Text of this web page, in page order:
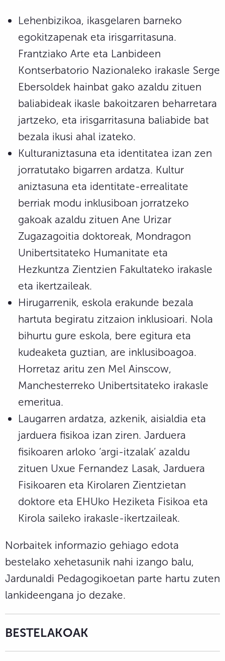
Lehenbizikoa, ikasgelaren barneko
egokitzapenak eta irisgarritasuna.
Frantziako Arte eta Lanbideen
Kontserbatorio Nazionaleko irakasle Serge
Ebersoldek hainbat gako azaldu zituen
baliabideak ikasle bakoitzaren beharretara
jartzeko, eta irisgarritasuna baliabide bat
bezala ikusi ahal izateko.
Kulturaniztasuna eta identitatea izan zen
jorratutako bigarren ardatza. Kultur
aniztasuna eta identitate-errealitate
berriak modu inklusiboan jorratzeko
gakoak azaldu zituen Ane Urizar
Zugazagoitia doktoreak, Mondragon
Unibertsitateko Humanitate eta
Hezkuntza Zientzien Fakultateko irakasle
eta ikertzaileak.
Hirugarrenik, eskola erakunde bezala
hartuta begiratu zitzaion inklusioari. Nola
bihurtu gure eskola, bere egitura eta
kudeaketa guztian, are inklusiboagoa.
Horretaz aritu zen Mel Ainscow,
Manchesterreko Unibertsitateko irakasle
emeritua.
Laugarren ardatza, azkenik, aisialdia eta
jarduera fisikoa izan ziren. Jarduera
fisikoaren arloko ‘argi-itzalak’ azaldu
zituen Uxue Fernandez Lasak, Jarduera
Fisikoaren eta Kirolaren Zientzietan
doktore eta EHUko Heziketa Fisikoa eta
Kirola saileko irakasle-ikertzaileak.
Norbaitek informazio gehiago edota
bestelako xehetasunik nahi izango balu,
Jardunaldi Pedagogikoetan parte hartu zuten
lankideengana jo dezake.
BESTELAKOAK